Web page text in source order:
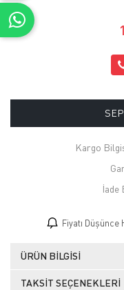
Kargo
İade
Fiyatı Düşünce
ÜRÜN BILGISI
TAKSIT SEÇENEKLERI